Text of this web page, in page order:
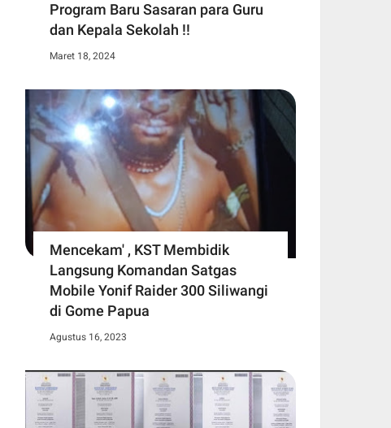
Program Baru Sasaran para Guru
dan Kepala Sekolah !!
Maret 18, 2024
Mencekam' , KST Membidik
Langsung Komandan Satgas
Mobile Yonif Raider 300 Siliwangi
di Gome Papua
Agustus 16, 2023